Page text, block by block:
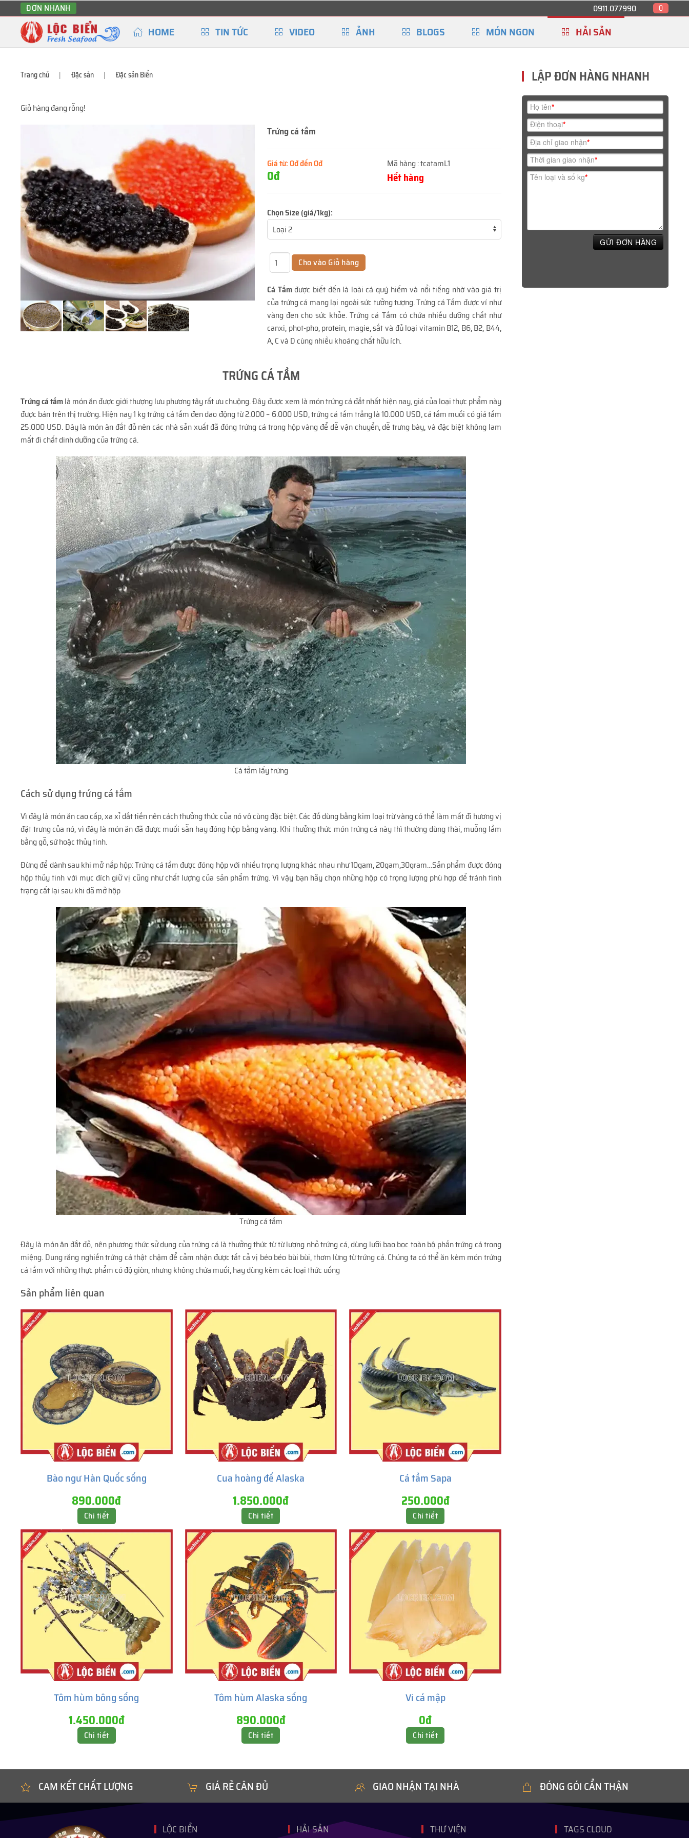
ĐƠN NHANH 0911.077990 0
HOME TIN TỨC VIDEO ẢNH BLOGS MÓN NGON HẢI SẢN
Trang chủ Đặc sản Đặc sản Biển
Giỏ hàng đang rỗng!
Trứng cá tầm
Giá từ:0đ đến 0đ
0đ
Mã hàng :tcatamL1
Hết hàng
Chọn Size (giá/1kg):
Cá Tầmđược biết đến là loài cá quý hiếm và nổi tiếng nhờ vào giá trị
của trứng cá mang lại ngoài sức tưởng tượng. Trứng cá Tầm được ví như
vàng đen cho sức khỏe. Trứng cá Tầm có chứa nhiều dưỡng chất như
canxi, phot-pho, protein, magie, sắt và đủ loại vitamin B12, B6, B2, B44,
A, C và D cùng nhiều khoáng chất hữu ích.
TRỨNG CÁ TẦM
Trứng cá tầmlà món ăn được giới thượng lưu phương tây rất ưu chuộng. Đây được xem là món trứng cá đắt nhất hiện nay, giá của loại thực phẩm này
được bán trên thị trường. Hiện nay 1 kg trứng cá tầm đen dao động từ 2.000 – 6.000 USD, trứng cá tầm trắng là 10.000 USD, cá tầm muối có giá tầm
25.000 USD. Đây là món ăn đắt đỏ nên các nhà sản xuất đã đóng trứng cá trong hộp vàng để dễ vận chuyển, dễ trưng bày, và đặc biệt không lam
mất đi chất dinh dưỡng của trứng cá.
Cá tầm lấy trứng
Cách sử dụng trứng cá tầm
Vì đây là món ăn cao cấp, xa xỉ dắt tiền nên cách thưởng thức của nó vô cùng đặc biệt. Các đồ dùng bằng kim loại trừ vàng có thể làm mất đi hương vị
đặt trưng của nó, vì đây là món ăn đã được muối sẵn hay đóng hộp bằng vàng. Khi thưởng thức món trứng cá này thì thường dùng thài, muỗng lầm
bằng gỗ, sứ hoặc thủy tinh.
Đừng để dành sau khi mở nắp hộp: Trứng cá tầm được đóng hộp với nhiều trọng lượng khác nhau như 10gam, 20gam,30gram…Sản phẩm được đóng
hộp thủy tinh với mục đích giữ vị cũng như chất lượng của sản phẩm trứng. Vì vậy bạn hãy chọn những hộp có trọng lượng phù hợp để tránh tình
trạng cất lại sau khi đã mở hộp
Trứng cá tầm
Đây là món ăn đắt đỏ, nên phương thức sử dụng của trứng cá là thưởng thức từ từ lượng nhỏ trứng cá, dùng lưỡi bao bọc toàn bộ phần trứng cá trong
miệng. Dung răng nghiền trứng cá thật chậm để cảm nhận được tất cả vị béo béo bùi bùi, thơm lừng từ trứng cá. Chúng ta có thể ăn kèm món trứng
cá tầm với những thực phẩm có độ giòn, nhưng không chứa muối, hay dùng kèm các loại thức uống
Sản phẩm liên quan
Bào ngư Hàn Quốc sống
890.000đ
Chi tiết
Cua hoàng đế Alaska
1.850.000đ
Chi tiết
Cá tầm Sapa
250.000đ
Chi tiết
Tôm hùm bông sống
1.450.000đ
Chi tiết
Tôm hùm Alaska sống
890.000đ
Chi tiết
Vi cá mập
0đ
Chi tiết
LẬP ĐƠN HÀNG NHANH
Họ tên*
Điện thoại*
Địa chỉ giao nhận*
Thời gian giao nhận*
Tên loại và số kg*
GỬI ĐƠN HÀNG
CAM KẾT CHẤT LƯỢNG GIÁ RẺ CÂN ĐỦ GIAO NHẬN TẠI NHÀ ĐÓNG GÓI CẨN THẬN
LỘC BIỂN HẢI SẢN THƯ VIỆN TAGS CLOUD